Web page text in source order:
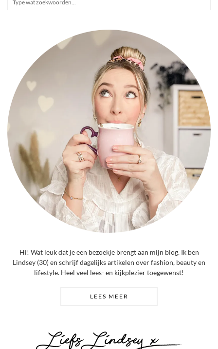
Hi! Wat leuk dat je een bezoekje brengt aan mijn blog. Ik ben
Lindsey (30) en schrijf dagelijks artikelen over fashion, beauty en
lifestyle. Heel veel lees- en kijkplezier toegewenst!
LEES MEER